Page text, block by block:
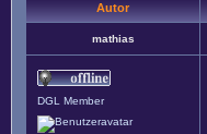
Autor
mathias
DGL Member